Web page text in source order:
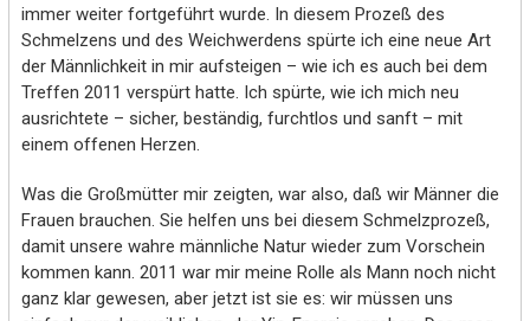
immer weiter fortgeführt wurde. In diesem Prozeß des
Schmelzens und des Weichwerdens spürte ich eine neue Art
der Männlichkeit in mir aufsteigen – wie ich es auch bei dem
Treffen 2011 verspürt hatte. Ich spürte, wie ich mich neu
ausrichtete – sicher, beständig, furchtlos und sanft – mit
einem offenen Herzen.
Was die Großmütter mir zeigten, war also, daß wir Männer die
Frauen brauchen. Sie helfen uns bei diesem Schmelzprozeß,
damit unsere wahre männliche Natur wieder zum Vorschein
kommen kann. 2011 war mir meine Rolle als Mann noch nicht
ganz klar gewesen, aber jetzt ist sie es: wir müssen uns